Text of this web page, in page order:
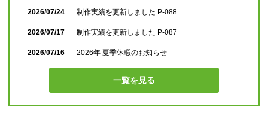
2026/07/24 制作実績を更新しました P-088
2026/07/17 制作実績を更新しました P-087
2026/07/16 2026年 夏季休暇のお知らせ
一覧を見る